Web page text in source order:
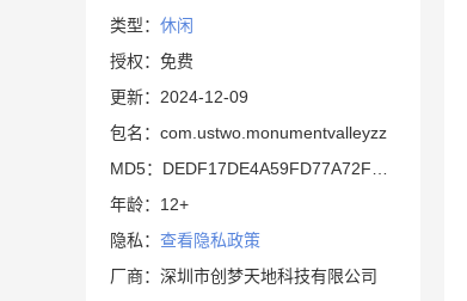
类型： 休闲
授权：免费
更新：2024-12-09
包名：com.ustwo.monumentvalleyzz
年龄：12+
隐私： 查看隐私政策
厂商：深圳市创梦天地科技有限公司